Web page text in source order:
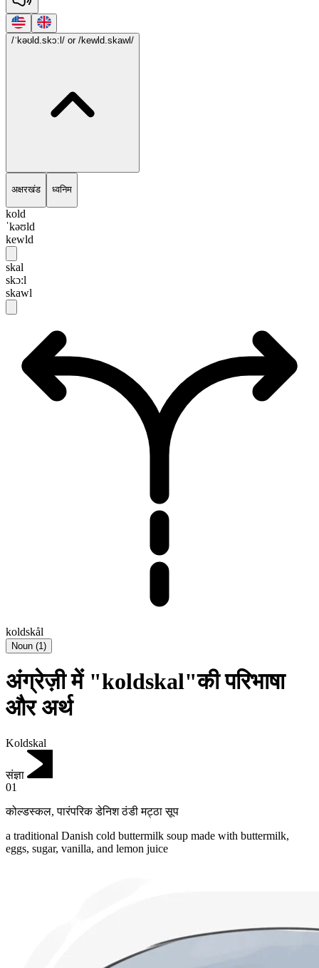
/ˈkəʊld.skɔ:l/ or /kewld.skawl/
अक्षरखंड ध्वनिम
kold
ˈkəʊld
kewld
skal
skɔ:l
skawl
koldskål
Noun (1)
अंग्रेज़ी में "koldskal"की परिभाषा
और अर्थ
Koldskal
संज्ञा
01
कोल्डस्कल,पारंपरिक डेनिश ठंडी मट्ठा सूप
a traditional Danish cold buttermilk soup made with buttermilk,
eggs, sugar, vanilla, and lemon juice